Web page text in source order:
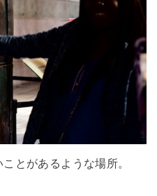
とがあるような場所。